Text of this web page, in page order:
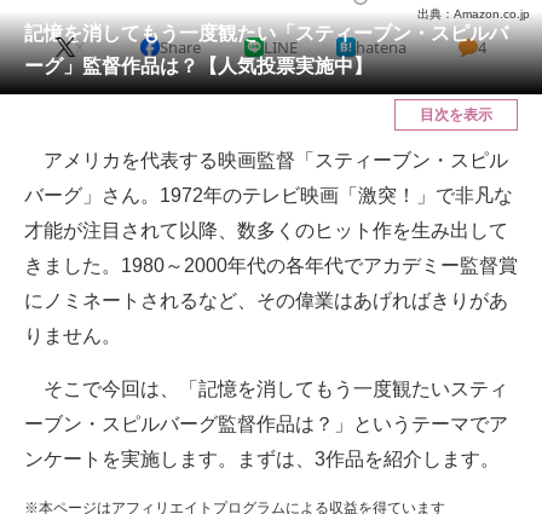
会員記事
メディア
ITの今と未来を見通す
スマホと通信の最新トレンド
好きが集まる 比べて選べる
ビジネスと働き方のヒント
記憶を消してもう一度観たい「スティーブン・スピルバ
ーグ」監督作品は？【人気投票実施中】
出典：Amazon.co.jp
X Share LINE hatena 4
目次を表示
アメリカを代表する映画監督「スティーブン・スピル
バーグ」さん。1972年のテレビ映画「激突！」で非凡な
才能が注目されて以降、数多くのヒット作を生み出して
きました。1980～2000年代の各年代でアカデミー監督賞
にノミネートされるなど、その偉業はあげればきりがあ
りません。
そこで今回は、「記憶を消してもう一度観たいスティ
ーブン・スピルバーグ監督作品は？」というテーマでア
ンケートを実施します。まずは、3作品を紹介します。
※本ページはアフィリエイトプログラムによる収益を得ています